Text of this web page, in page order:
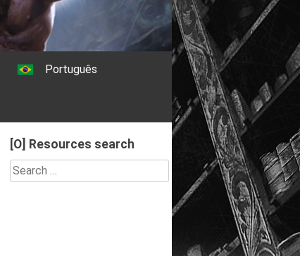
Português
[O] Resources search
Search
for: